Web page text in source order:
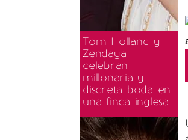
Tom Holland y
Zendaya
celebran
millonaria y
discreta boda en
una finca inglesa